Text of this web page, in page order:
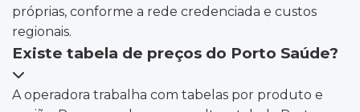
próprias, conforme a rede credenciada e custos
regionais.
Existe tabela de preços do Porto Saúde?
A operadora trabalha com tabelas por produto e